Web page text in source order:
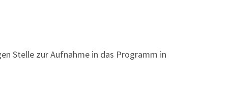
Stelle zur Aufnahme in das Programm in